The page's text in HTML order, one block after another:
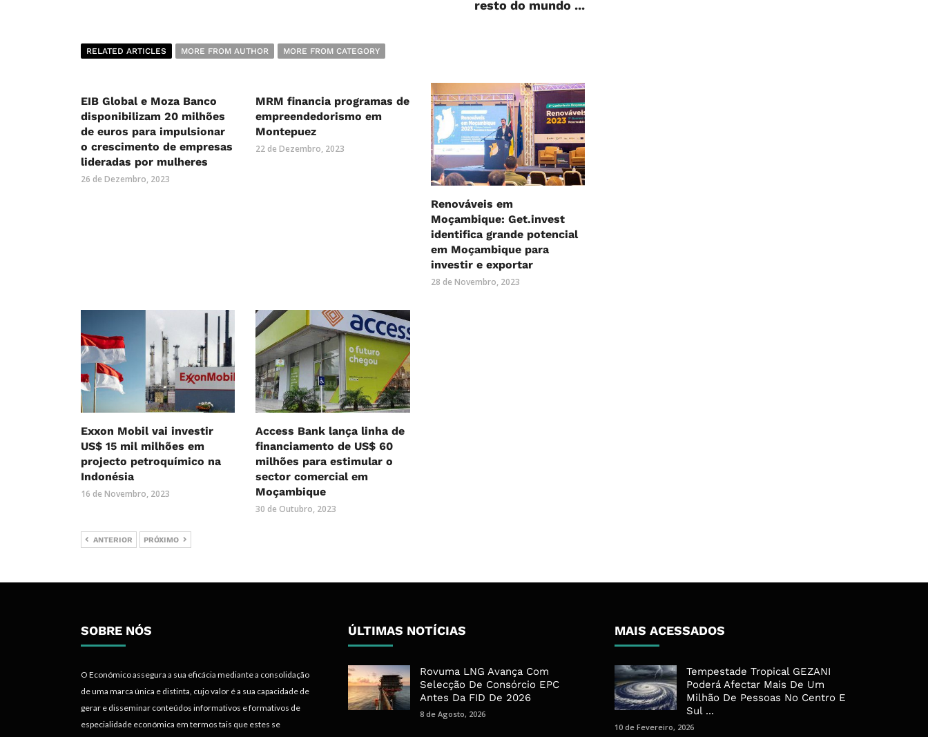
resto do mundo ...
RELATED ARTICLES MORE FROM AUTHOR MORE FROM CATEGORY
EIB Global e Moza Banco
disponibilizam 20 milhões
de euros para impulsionar
o crescimento de empresas
lideradas por mulheres
26 de Dezembro, 2023
MRM financia programas de
empreendedorismo em
Montepuez
22 de Dezembro, 2023
Renováveis em
Moçambique: Get.invest
identifica grande potencial
em Moçambique para
investir e exportar
28 de Novembro, 2023
Exxon Mobil vai investir
US$ 15 mil milhões em
projecto petroquímico na
Indonésia
16 de Novembro, 2023
Access Bank lança linha de
financiamento de US$ 60
milhões para estimular o
sector comercial em
Moçambique
30 de Outubro, 2023
ANTERIOR PRÓXIMO
SOBRE NÓS
O Económico assegura a sua eficácia mediante a consolidação
de uma marca única e distinta, cujo valor é a sua capacidade de
gerar e disseminar conteúdos informativos e formativos de
especialidade económica em termos tais que estes se
ÚLTIMAS NOTÍCIAS
Rovuma LNG Avança Com
Selecção De Consórcio EPC
Antes Da FID De 2026
8 de Agosto, 2026
MAIS ACESSADOS
Tempestade Tropical GEZANI
Poderá Afectar Mais De Um
Milhão De Pessoas No Centro E
Sul ...
10 de Fevereiro, 2026